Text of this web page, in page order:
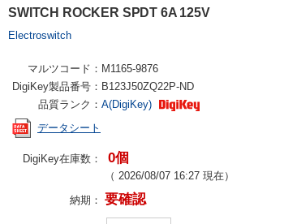
SWITCH ROCKER SPDT 6A 125V
Electroswitch
マルツコード： M1165-9876
DigiKey製品番号： B123J50ZQ22P-ND
品質ランク： A(DigiKey)
データシート
DigiKey在庫数： 0個
（ 2026/08/07 16:27 現在）
納期： 要確認